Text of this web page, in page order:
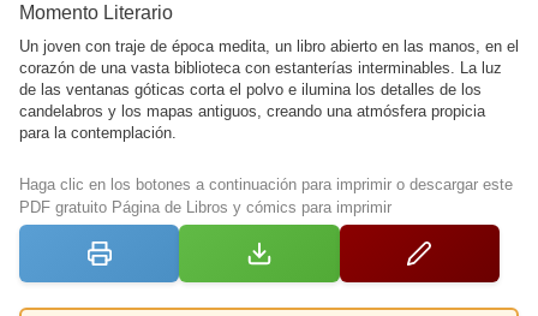
Momento Literario
Un joven con traje de época medita, un libro abierto en las manos, en el
corazón de una vasta biblioteca con estanterías interminables. La luz
de las ventanas góticas corta el polvo e ilumina los detalles de los
candelabros y los mapas antiguos, creando una atmósfera propicia
para la contemplación.
Haga clic en los botones a continuación para imprimir o descargar este
PDF gratuito Página de Libros y cómics para imprimir